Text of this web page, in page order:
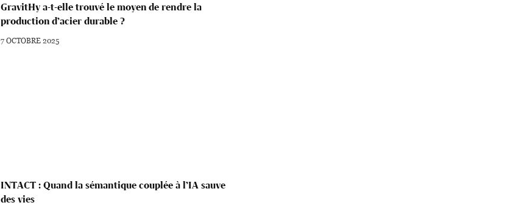
GravitHy a-t-elle trouvé le moyen de rendre la
production d’acier durable ?
7 OCTOBRE 2025
INTACT : Quand la sémantique couplée à l’IA sauve
des vies